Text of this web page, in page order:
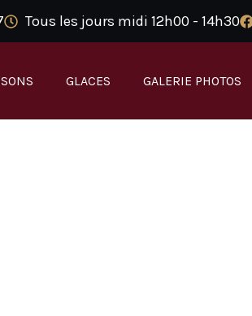
Tous les jours midi 12h00 - 14h30
GLACES GALERIE PHOTOS